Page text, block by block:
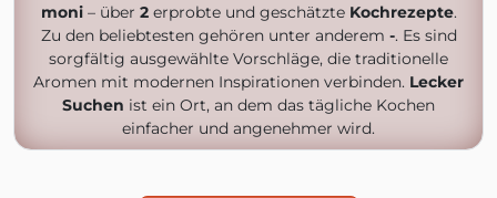
moni– über 2erprobte und geschätzte Kochrezepte.
Zu den beliebtesten gehören unter anderem -. Es sind
sorgfältig ausgewählte Vorschläge, die traditionelle
Aromen mit modernen Inspirationen verbinden. Lecker
Suchen ist ein Ort, an dem das tägliche Kochen
einfacher und angenehmer wird.